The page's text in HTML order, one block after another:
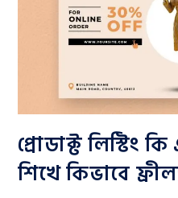
প্রোডাক্ট লিস্টিং
শিখে কিভাবে